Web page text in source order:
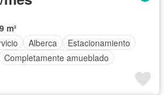
m²
Alberca
Estacionamiento
Completamente amueblado